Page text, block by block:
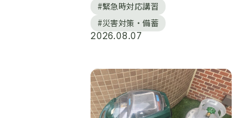
#緊急時対応講習
#災害対策・備蓄
2026.08.07